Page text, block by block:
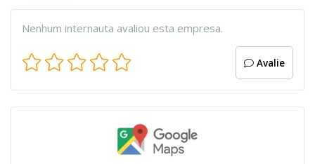
Nenhum internauta avaliou esta empresa.
Avalie